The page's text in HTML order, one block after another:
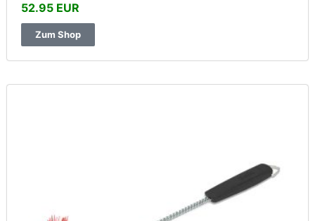
52.95 EUR
Zum Shop